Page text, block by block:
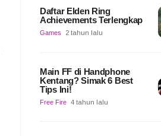
Daftar Elden Ring
Achievements Terlengkap
Games 2 tahun lalu
Main FF di Handphone
Kentang? Simak 6 Best
Tips Ini!
Free Fire 4 tahun lalu